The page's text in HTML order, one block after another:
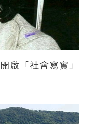
啟「社會寫實」